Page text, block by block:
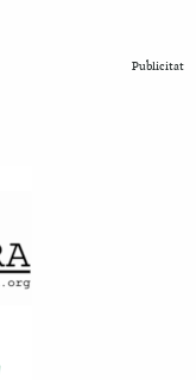
Publicitat